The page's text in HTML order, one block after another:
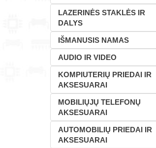
LAZERINĖS STAKLĖS IR
DALYS
IŠMANUSIS NAMAS
AUDIO IR VIDEO
KOMPIUTERIŲ PRIEDAI IR
AKSESUARAI
MOBILIŲJŲ TELEFONŲ
AKSESUARAI
AUTOMOBILIŲ PRIEDAI IR
AKSESUARAI